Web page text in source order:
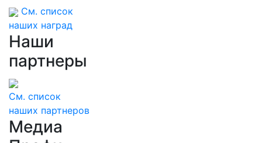
См. список
наших наград
Наши
партнеры
См. список
наших партнеров
Медиа